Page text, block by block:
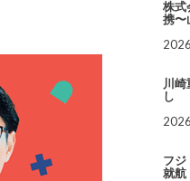
株式
携〜
川
し
フジ
就航